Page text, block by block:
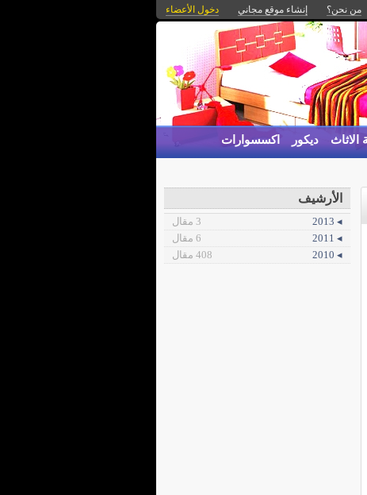
من نحن؟ إنشاء موقع مجاني دخول الأعضاء
الاثاث ديكور اكسسوارات
الأرشيف
◂ 2013
3 مقال
◂ 2011
6 مقال
◂ 2010
408 مقال